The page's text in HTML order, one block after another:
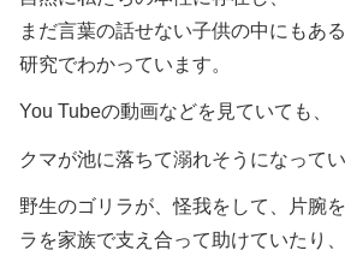
まだ言葉の話せない子供の中にもあ
研究でわかっています。
You Tubeの動画などを見ていても、
クマが池に落ちて溺れそうになって
野生のゴリラが、怪我をして、片腕
ラを家族で支え合って助けていたり、